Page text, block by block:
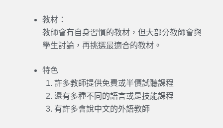
教材：
教師會有自身習慣的教材，但大部分教師會與
學生討論，再挑選最適合的教材。
特色
許多教師提供免費或半價試聽課程
還有多種不同的語言或是技能課程
有許多會說中文的外語教師